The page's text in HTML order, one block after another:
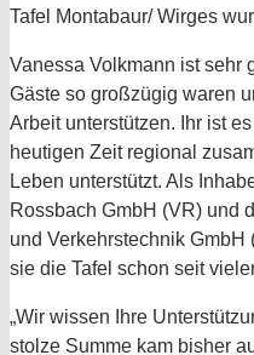
Tafel Montabaur/ Wirges
Vanessa Volkmann ist sehr
Gäste so großzügig waren
Arbeit unterstützen. Ihr ist
heutigen Zeit regional
Leben unterstützt. Als
Rossbach GmbH (VR) und
und Verkehrstechnik
sie die Tafel schon seit
„Wir wissen Ihre
stolze Summe kam bisher